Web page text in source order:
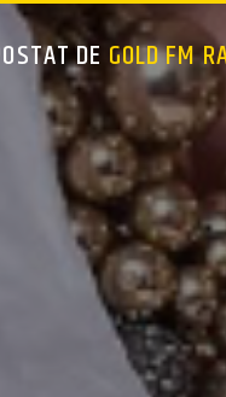
DE GOLD FM